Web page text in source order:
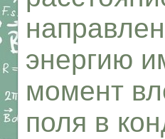
энергию
момент
поля в